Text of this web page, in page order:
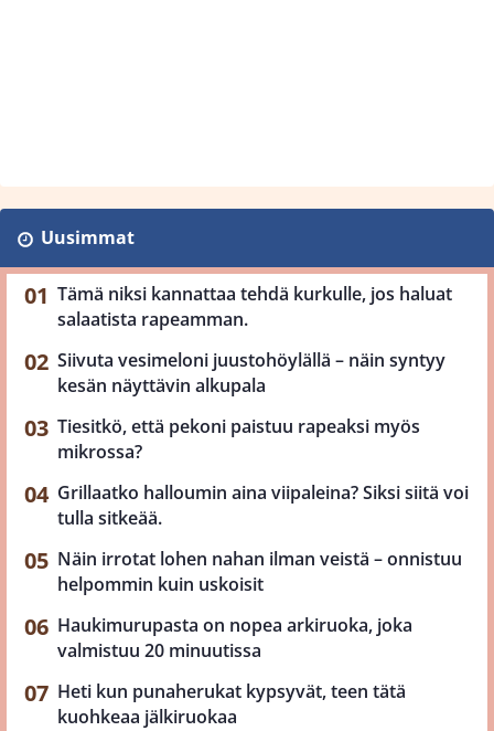
Uusimmat
Tämä niksi kannattaa tehdä kurkulle, jos haluat
salaatista rapeamman.
Siivuta vesimeloni juustohöylällä – näin syntyy
kesän näyttävin alkupala
Tiesitkö, että pekoni paistuu rapeaksi myös
mikrossa?
Grillaatko halloumin aina viipaleina? Siksi siitä voi
tulla sitkeää.
Näin irrotat lohen nahan ilman veistä – onnistuu
helpommin kuin uskoisit
Haukimurupasta on nopea arkiruoka, joka
valmistuu 20 minuutissa
Heti kun punaherukat kypsyvät, teen tätä
kuohkeaa jälkiruokaa